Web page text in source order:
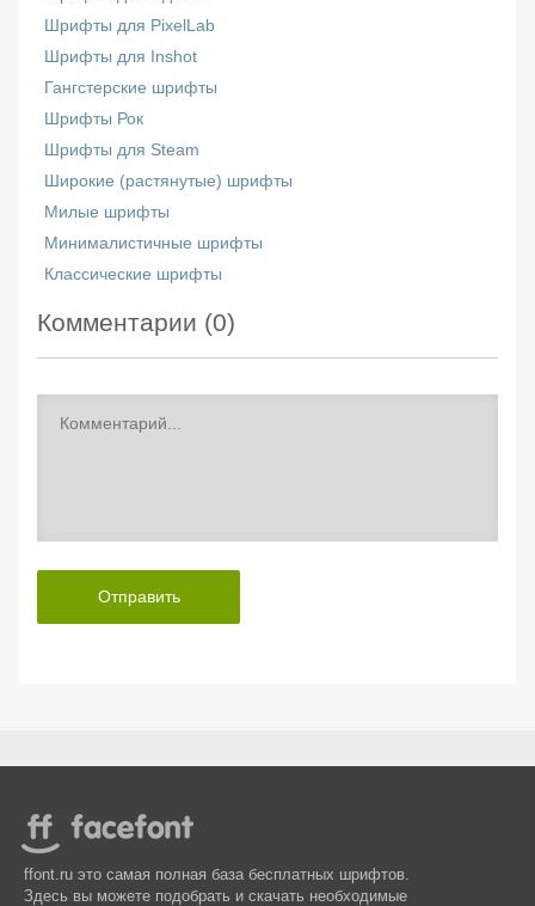
Шрифты для PixelLab
Шрифты для Inshot
Гангстерские шрифты
Шрифты Рок
Шрифты для Steam
Широкие (растянутые) шрифты
Милые шрифты
Минималистичные шрифты
Классические шрифты
Комментарии (0)
Отправить
ffont.ru это самая полная база бесплатных шрифтов.
Здесь вы можете подобрать и скачать необходимые